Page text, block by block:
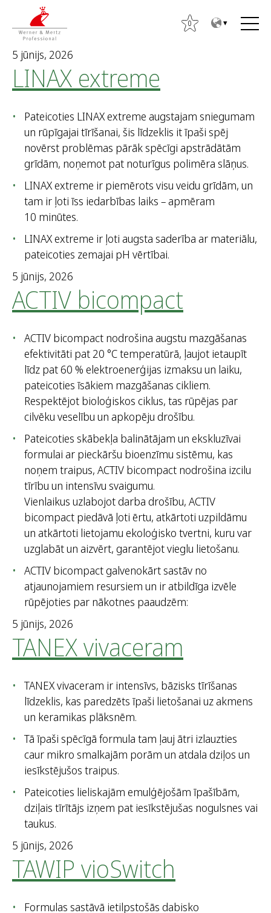
0
l
t
5 jūnijs, 2026
LINAX extreme
Pateicoties LINAX extreme augstajam sniegumam
un rūpīgajai tīrīšanai, šis līdzeklis it īpaši spēj
novērst problēmas pārāk spēcīgi apstrādātām
grīdām, noņemot pat noturīgus polimēra slāņus.
LINAX extreme ir piemērots visu veidu grīdām, un
tam ir ļoti īss iedarbības laiks – apmēram
10 minūtes.
LINAX extreme ir ļoti augsta saderība ar materiālu,
pateicoties zemajai pH vērtībai.
5 jūnijs, 2026
ACTIV bicompact
ACTIV bicompact nodrošina augstu mazgāšanas
efektivitāti pat 20 °C temperatūrā, ļaujot ietaupīt
līdz pat 60 % elektroenerģijas izmaksu un laiku,
pateicoties īsākiem mazgāšanas cikliem.
Respektējot bioloģiskos ciklus, tas rūpējas par
cilvēku veselību un apkopēju drošību.
Pateicoties skābekļa balinātājam un ekskluzīvai
formulai ar pieckāršu bioenzīmu sistēmu, kas
noņem traipus, ACTIV bicompact nodrošina izcilu
tīrību un intensīvu svaigumu.
Vienlaikus uzlabojot darba drošību, ACTIV
bicompact piedāvā ļoti ērtu, atkārtoti uzpildāmu
un atkārtoti lietojamu ekoloģisko tvertni, kuru var
uzglabāt un aizvērt, garantējot vieglu lietošanu.
ACTIV bicompact galvenokārt sastāv no
atjaunojamiem resursiem un ir atbildīga izvēle
rūpējoties par nākotnes paaudzēm:
5 jūnijs, 2026
TANEX vivaceram
TANEX vivaceram ir intensīvs, bāzisks tīrīšanas
līdzeklis, kas paredzēts īpaši lietošanai uz akmens
un keramikas plāksnēm.
Tā īpaši spēcīgā formula tam ļauj ātri izlauzties
caur mikro smalkajām porām un atdala dziļos un
iesīkstējušos traipus.
Pateicoties lieliskajām emulģējošām īpašībām,
dziļais tīrītājs izņem pat iesīkstējušas nogulsnes vai
taukus.
5 jūnijs, 2026
TAWIP vioSwitch
Formulas sastāvā ietilpstošās dabisko